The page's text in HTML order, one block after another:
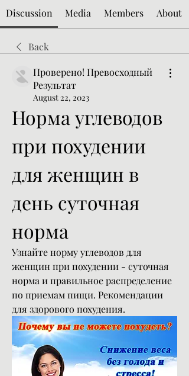
Discussion Media Members About
Back
Проверено! Превосходный
Результат
August 22, 2023
Норма углеводов
при похудении
для женщин в
день суточная
норма
Узнайте норму углеводов для
женщин при похудении - суточная
норма и правильное распределение
по приемам пищи. Рекомендации
для здорового похудения.